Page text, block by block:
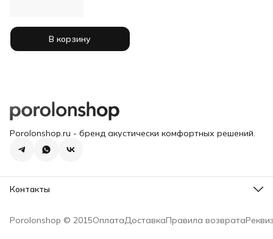
В корзину
Porolonshop.ru - бренд акустически комфортных решений.
Контакты
Телефон
Porolonshop © 2015ОплатаДоставкаПравила возврата